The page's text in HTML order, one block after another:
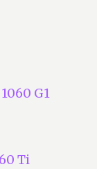
G1
Ti